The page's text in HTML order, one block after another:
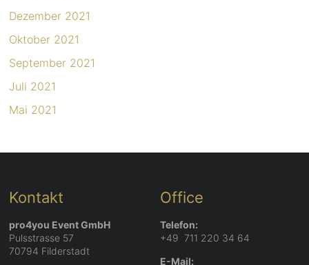
Dezember 2021
Oktober 2021
September 2021
Juli 2021
Mai 2021
Kontakt
pro4you Event GmbH
Pulsstrasse 57
70794 Filderstadt
Office
Telefon:
+49 711 220 34 64
E-Mail: